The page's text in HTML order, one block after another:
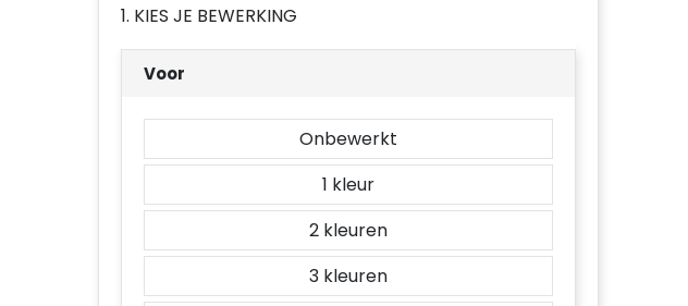
1. KIES JE BEWERKING
Voor
Onbewerkt
1
2
3